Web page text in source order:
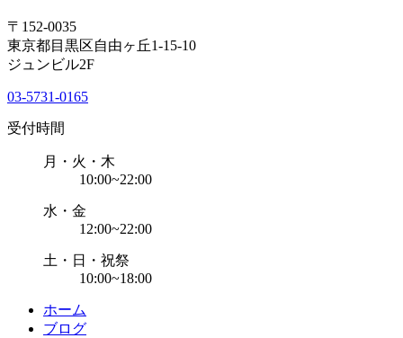
〒152-0035
東京都目黒区自由ヶ丘1-15-10
ジュンビル2F
03-5731-0165
受付時間
月・火・木
10:00~22:00
水・金
12:00~22:00
土・日・祝祭
10:00~18:00
ホーム
ブログ